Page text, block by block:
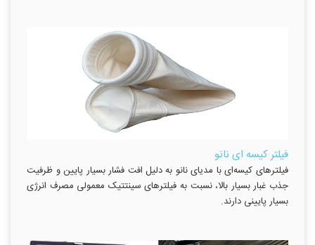
فیلتر کیسه ای نانو
فیلترهای کیسه‌ای با مدیای نانو به دلیل افت فشار بسیار پایین و ظرفیت
جذب غبار بسیار بالا، نسبت به فیلترهای سینتتیک معمولی مصرف انرژی
بسیار پایینی دارند.